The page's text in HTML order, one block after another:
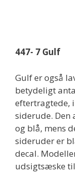
447- 7 Gulf
Gulf er også
betydeligt
eftertragtede,
siderude. Den
og blå, mens
sideruder er
decal.
udsigtsæske